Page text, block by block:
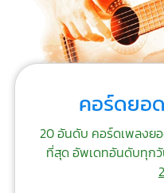
คอร์ดยอ
20 อันดับ คอร์ดเพลงย
ที่สุด อัพเดทอันดับทุก